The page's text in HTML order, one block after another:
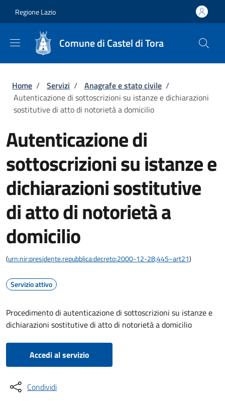
Regione Lazio
Comune di Castel di Tora
Briciole di pane
Home / Servizi / Anagrafe e stato civile /
Autenticazione di sottoscrizioni su istanze e dichiarazioni
sostitutive di atto di notorietà a domicilio
Autenticazione di
sottoscrizioni su istanze e
dichiarazioni sostitutive
di atto di notorietà a
domicilio
(urn:nir:presidente.repubblica:decreto:2000-12-28;445~art21)
Servizio attivo
Procedimento di autenticazione di sottoscrizioni su istanze e
dichiarazioni sostitutive di atto di notorietà a domicilio
Accedi al servizio
Condividi